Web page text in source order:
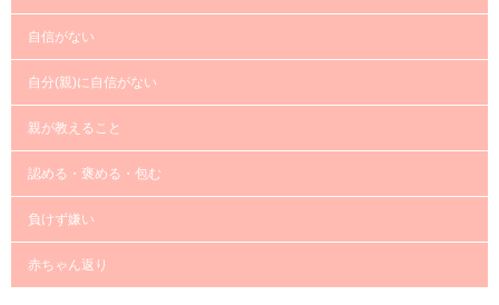
自信がない
自分(親)に自信がない
親が教えること
認める・褒める・包む
負けず嫌い
赤ちゃん返り